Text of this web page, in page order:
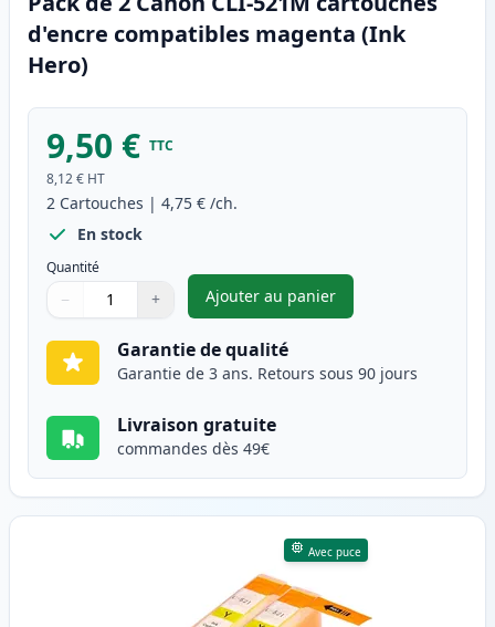
d'encre compatibles magenta (Ink
Hero)
9,50 € TTC
8,12 € HT
2 Cartouches | 4,75 € /ch.
En stock
Quantité
Quantité
Utilisez les boutons pour ajuster
− +
Quantité
Ajouter au panier
,Pack de 2 Canon CLI-521M
Garantie de qualité
Garantie de 3 ans. Retours sous 90 jours
Livraison gratuite
commandes dès 49€
Avec puce